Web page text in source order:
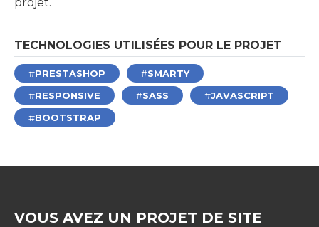
TECHNOLOGIES UTILISÉES POUR LE PROJET
PRESTASHOP
SMARTY
RESPONSIVE
SASS
JAVASCRIPT
BOOTSTRAP
VOUS AVEZ UN PROJET DE SITE